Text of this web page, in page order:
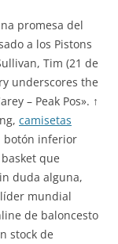
promesa del
a los Pistons
Tim (21 de
underscores the
– Peak Pos». ↑
camisetas
botón inferior
que
duda alguna,
mundial
de baloncesto
stock de